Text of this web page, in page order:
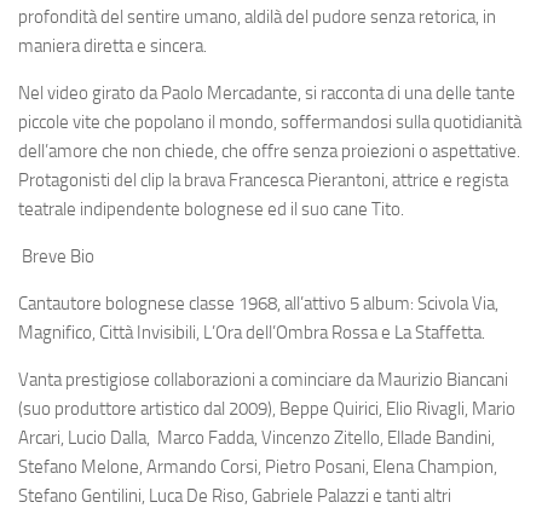
profondità del sentire umano, aldilà del pudore senza retorica, in
maniera diretta e sincera.
Nel video girato daPaolo Mercadante, si racconta di una delle tante
piccole vite che popolano il mondo, soffermandosi sulla quotidianità
dell’amore che non chiede, che offre senza proiezioni o aspettative.
Protagonisti del clip la bravaFrancesca Pierantoni, attrice e regista
teatrale indipendente bolognese ed il suo cane Tito.
Breve Bio
Cantautore bolognese classe 1968, all’attivo 5 album: Scivola Via,
Magnifico, Città Invisibili, L’Ora dell’Ombra Rossae La Staffetta.
Vanta prestigiose collaborazioni a cominciare daMaurizio Biancani
(suo produttore artistico dal 2009), Beppe Quirici, Elio Rivagli, Mario
Arcari, Lucio Dalla, Marco Fadda, Vincenzo Zitello, Ellade Bandini,
Stefano Melone, Armando Corsi, Pietro Posani, Elena Champion,
Stefano Gentilini, Luca De Riso, Gabriele Palazzi e tanti altri